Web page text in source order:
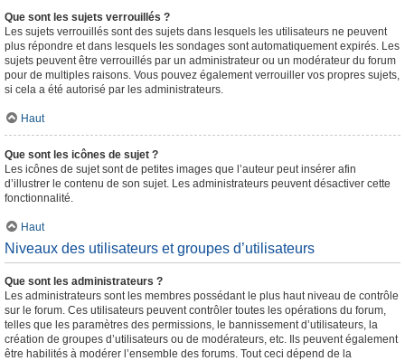
Que sont les sujets verrouillés ?
Les sujets verrouillés sont des sujets dans lesquels les utilisateurs ne peuvent
plus répondre et dans lesquels les sondages sont automatiquement expirés. Les
sujets peuvent être verrouillés par un administrateur ou un modérateur du forum
pour de multiples raisons. Vous pouvez également verrouiller vos propres sujets,
si cela a été autorisé par les administrateurs.
Haut
Que sont les icônes de sujet ?
Les icônes de sujet sont de petites images que l’auteur peut insérer afin
d’illustrer le contenu de son sujet. Les administrateurs peuvent désactiver cette
fonctionnalité.
Haut
Niveaux des utilisateurs et groupes d’utilisateurs
Que sont les administrateurs ?
Les administrateurs sont les membres possédant le plus haut niveau de contrôle
sur le forum. Ces utilisateurs peuvent contrôler toutes les opérations du forum,
telles que les paramètres des permissions, le bannissement d’utilisateurs, la
création de groupes d’utilisateurs ou de modérateurs, etc. Ils peuvent également
être habilités à modérer l’ensemble des forums. Tout ceci dépend de la